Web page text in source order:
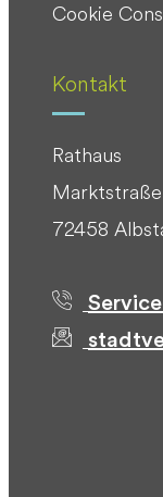
Cookie
Kontakt
Rathaus
72458